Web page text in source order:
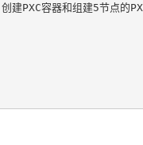
PXC容器和组建5节点的